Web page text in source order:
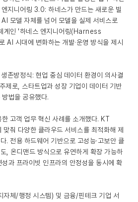
지니어링 3.0: 하네스가 만드는 새로운 빌
모델 자체를 넘어 모델을 실제 서비스로
계인 '하네스 엔지니어링(Harness
시대에 변화하는 개발·운영 방식을 제시
존방정식: 현업 중심 데이터 환경이 의사결
제로, 스타트업과 성장 기업이 데이터 기반
법을 공유했다.
고객 업무 혁신 사례를 소개했다. KT
춰 다양한 클라우드 서비스를 최적화해 제
. 전용 하드웨어 기반으로 고성능·고보안 클
, 온디맨드 방식으로 유연하게 확장 가능하
과 프라이빗 인프라의 안정성을 동시에 확
자체/행정 시스템) 및 금융/핀테크 기업 서